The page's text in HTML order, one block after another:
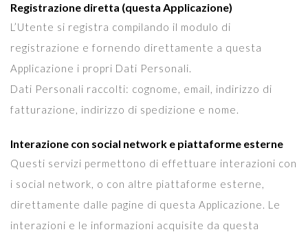
Registrazione diretta (questa Applicazione)
L’Utente si registra compilando il modulo di
registrazione e fornendo direttamente a questa
Applicazione i propri Dati Personali.
Dati Personali raccolti: cognome, email, indirizzo di
fatturazione, indirizzo di spedizione e nome.
Interazione con social network e piattaforme esterne
Questi servizi permettono di effettuare interazioni con
i social network, o con altre piattaforme esterne,
direttamente dalle pagine di questa Applicazione. Le
interazioni e le informazioni acquisite da questa